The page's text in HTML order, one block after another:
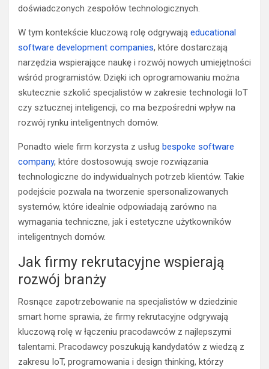
doświadczonych zespołów technologicznych.
W tym kontekście kluczową rolę odgrywają educational
software development companies, które dostarczają
narzędzia wspierające naukę i rozwój nowych umiejętności
wśród programistów. Dzięki ich oprogramowaniu można
skutecznie szkolić specjalistów w zakresie technologii IoT
czy sztucznej inteligencji, co ma bezpośredni wpływ na
rozwój rynku inteligentnych domów.
Ponadto wiele firm korzysta z usług bespoke software
company, które dostosowują swoje rozwiązania
technologiczne do indywidualnych potrzeb klientów. Takie
podejście pozwala na tworzenie spersonalizowanych
systemów, które idealnie odpowiadają zarówno na
wymagania techniczne, jak i estetyczne użytkowników
inteligentnych domów.
Jak firmy rekrutacyjne wspierają
rozwój branży
Rosnące zapotrzebowanie na specjalistów w dziedzinie
smart home sprawia, że firmy rekrutacyjne odgrywają
kluczową rolę w łączeniu pracodawców z najlepszymi
talentami. Pracodawcy poszukują kandydatów z wiedzą z
zakresu IoT, programowania i design thinking, którzy